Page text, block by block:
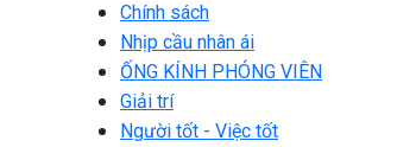
Chính sách
Nhịp cầu nhân ái
ỐNG KÍNH PHÓNG VIÊN
Giải trí
Người tốt - Việc tốt